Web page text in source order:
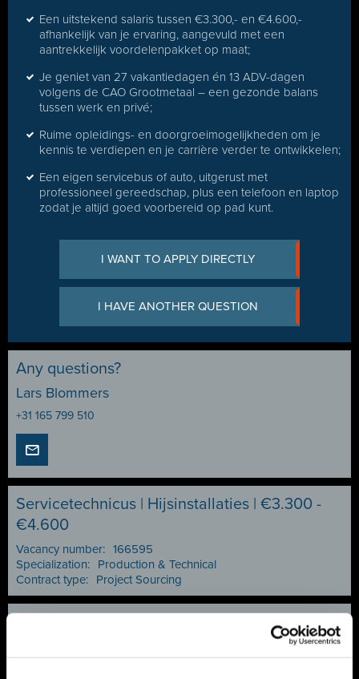
Een uitstekend salaris tussen €3.300,- en €4.600,-
afhankelijk van je ervaring, aangevuld met een
aantrekkelijk voordelenpakket op maat;
Je geniet van 27 vakantiedagen én 13 ADV-dagen
volgens de CAO Grootmetaal – een gezonde balans
tussen werk en privé;
Ruime opleidings- en doorgroeimogelijkheden om je
kennis te verdiepen en je carrière verder te ontwikkelen;
Een eigen servicebus of auto, uitgerust met
professioneel gereedschap, plus een telefoon en laptop
zodat je altijd goed voorbereid op pad kunt.
I WANT TO APPLY DIRECTLY
I HAVE ANOTHER QUESTION
Any questions?
Lars Blommers
+31 165 799 510
Servicetechnicus | Hijsinstallaties | €3.300 -
€4.600
Vacancy number: 166595
Specialization:
Production & Technical
Contract type:
Project Sourcing